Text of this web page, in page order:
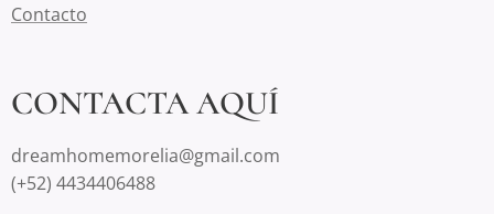
Contacto
CONTACTA AQUÍ
dreamhomemorelia@gmail.com
(+52) 4434406488